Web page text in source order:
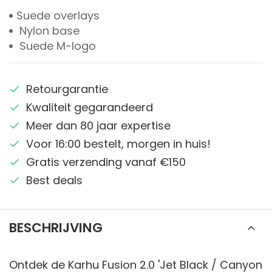
Suede overlays
Nylon base
Suede M-logo
Retourgarantie
Kwaliteit gegarandeerd
Meer dan 80 jaar expertise
Voor 16:00 bestelt, morgen in huis!
Gratis verzending vanaf €150
Best deals
BESCHRIJVING
Ontdek de Karhu Fusion 2.0 'Jet Black / Canyon